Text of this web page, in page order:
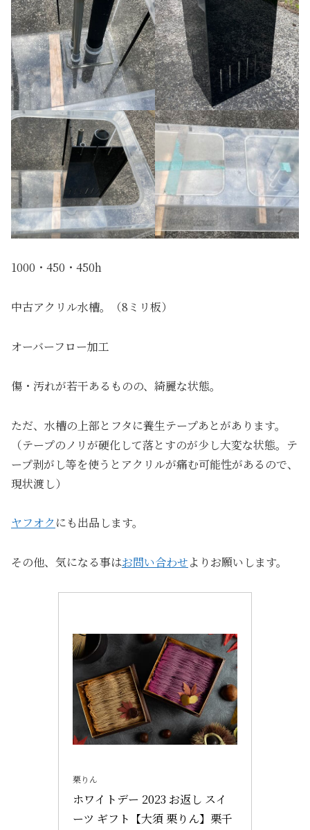
1000・450・450h
中古アクリル水槽。（8ミリ板）
オーバーフロー加工
傷・汚れが若干あるものの、綺麗な状態。
ただ、水槽の上部とフタに養生テープあとがあります。
（テープのノリが硬化して落とすのが少し大変な状態。テ
ープ剥がし等を使うとアクリルが痛む可能性があるので、
現状渡し）
ヤフオク にも出品します。
その他、気になる事はお問い合わせよりお願いします。
栗りん
ホワイトデー 2023 お返し スイ
ーツ ギフト【大須 栗りん】栗千